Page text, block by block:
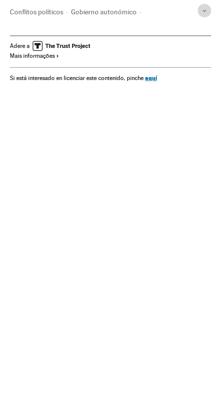
Conflitos políticos Gobierno autonómico
Administração autônoma
Ley Referéndum Cataluña
Referendo sobre a Independência da Catalunha 2017
Adere a
Mais informações
Si está interesado en licenciar este contenido, pinche aquí